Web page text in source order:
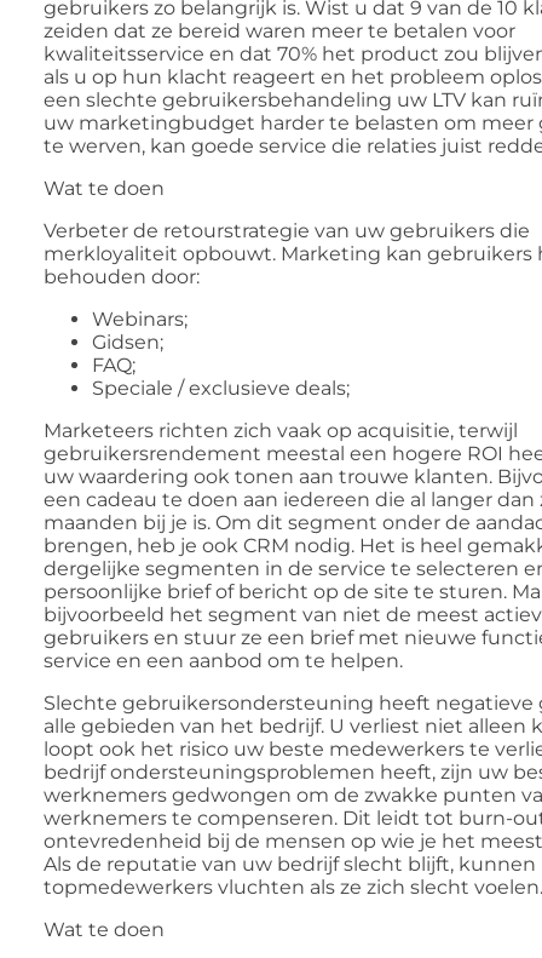
gebruikers zo belangrijk is. Wist u dat 9 van de 10
zeiden dat ze bereid waren meer te betalen voor
kwaliteitsservice en dat 70% het product zou
als u op hun klacht reageert en het probleem
een slechte gebruikersbehandeling uw LTV kan
uw marketingbudget harder te belasten om meer
te werven, kan goede service die relaties juist
Wat te doen
Verbeter de retourstrategie van uw gebruikers die
merkloyaliteit opbouwt. Marketing kan gebruikers
behouden door:
Webinars;
Gidsen;
FAQ;
Speciale / exclusieve deals;
Marketeers richten zich vaak op acquisitie, terwijl
gebruikersrendement meestal een hogere ROI
uw waardering ook tonen aan trouwe klanten.
een ​​cadeau te doen aan iedereen die al langer dan
maanden bij je is. Om dit segment onder de
brengen, heb je ook CRM nodig. Het is heel
dergelijke segmenten in de service te selecteren
persoonlijke brief of bericht op de site te sturen.
bijvoorbeeld het segment van niet de meest
gebruikers en stuur ze een brief met nieuwe
service en een aanbod om te helpen.
Slechte gebruikersondersteuning heeft negatieve
alle gebieden van het bedrijf. U verliest niet alleen
loopt ook het risico uw beste medewerkers te
bedrijf ondersteuningsproblemen heeft, zijn uw
werknemers gedwongen om de zwakke punten
werknemers te compenseren. Dit leidt tot burn-
ontevredenheid bij de mensen op wie je het
Als de reputatie van uw bedrijf slecht blijft, kunnen
topmedewerkers vluchten als ze zich slecht voelen.
Wat te doen